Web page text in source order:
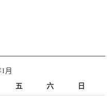
月
五 六 日